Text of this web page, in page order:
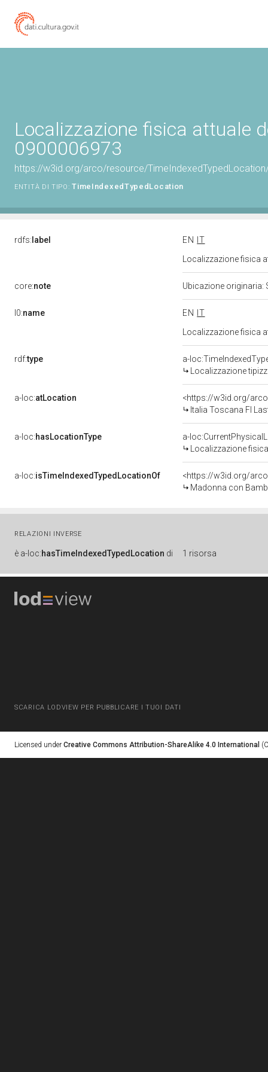
Localizzazione fisica attuale
0900006973
https://w3id.org/arco/resource/
ENTITÀ DI TIPO: TimeIndexedTypedLocation
rdfs: label EN
IT
Localizzazione fisica
core:note Ubicazione originaria:
l0:name EN
IT
Localizzazione fisica
rdf:type
a-
Localizzazione
a-loc:atLocation
<https://w3id.org/
Italia Toscana FI
a-loc:hasLocationType
a-
Localizzazione
a-loc:isTimeIndexedTypedLocationOf
<https://w3id.org/
Madonna con
RELAZIONI INVERSE
è a-loc:hasTimeIndexedTypedLocation di 1 risorsa
SCARICA LODVIEW PER PUBBLICARE I TUOI DATI
Licensed under Creative Commons Attribution-ShareAlike 4.0 International